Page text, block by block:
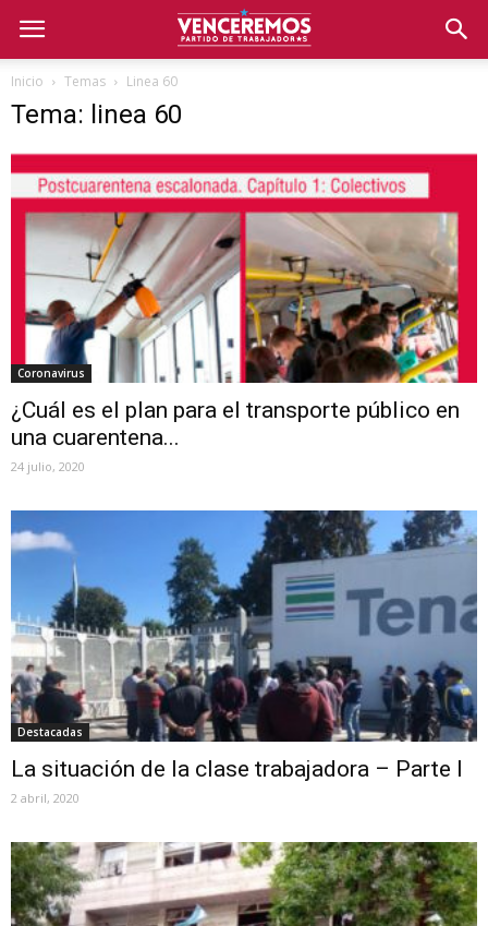
Inicio Temas Linea 60
Tema: linea 60
Coronavirus
¿Cuál es el plan para el transporte público en
una cuarentena...
24 julio, 2020
Destacadas
La situación de la clase trabajadora – Parte I
2 abril, 2020